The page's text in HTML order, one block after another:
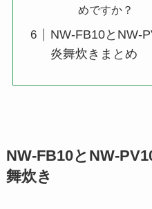
めですか？
NW-FB10とNW-
炎舞炊きまとめ
NW-FB10とNW-
舞炊き